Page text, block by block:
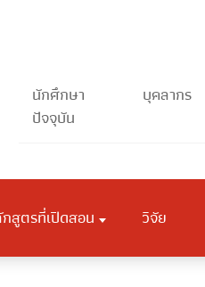
นักศึกษา
ปัจจุบัน
บุคลากร
สูตรที่เปิดสอน วิจัย